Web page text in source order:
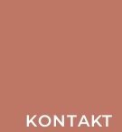
KONTAKT